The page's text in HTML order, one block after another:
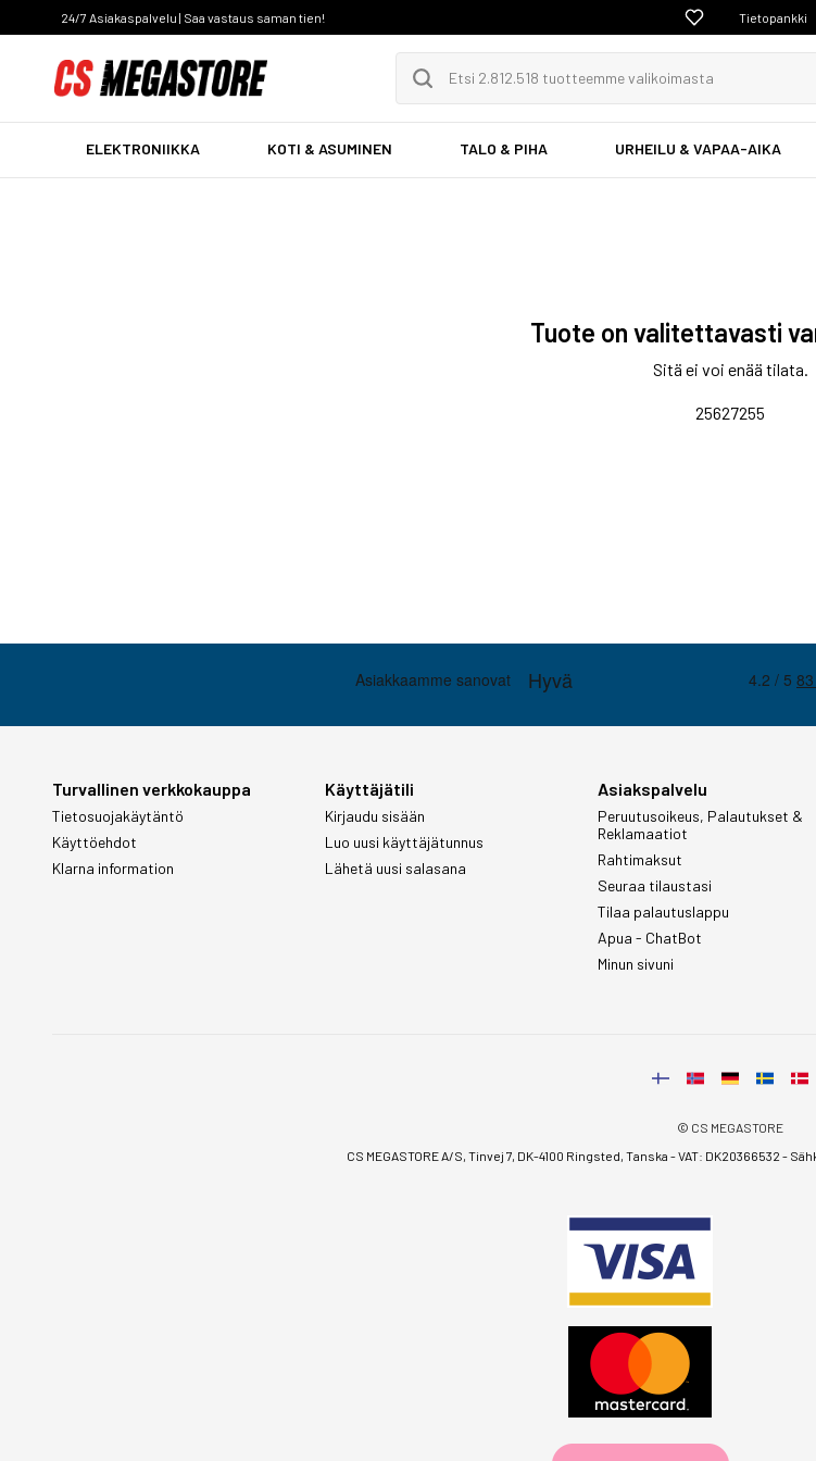
24/7 Asiakaspalvelu | Saa vastaus saman tien! Tietopankki
ELEKTRONIIKKA KOTI & ASUMINEN TALO & PIHA URHEILU & VAPAA-AIKA
Tuote on valitettavasti
Sitä ei voi enää tilata.
25627255
Turvallinen verkkokauppa
Tietosuojakäytäntö
Käyttöehdot
Klarna information
Käyttäjätili
Kirjaudu sisään
Luo uusi käyttäjätunnus
Lähetä uusi salasana
Asiakspalvelu
Peruutusoikeus, Palautukset &
Reklamaatiot
Rahtimaksut
Seuraa tilaustasi
Tilaa palautuslappu
Apua - ChatBot
Minun sivuni
© CS MEGASTORE
CS MEGASTORE A/S, Tinvej 7, DK-4100 Ringsted, Tanska - VAT: DK20366532 -